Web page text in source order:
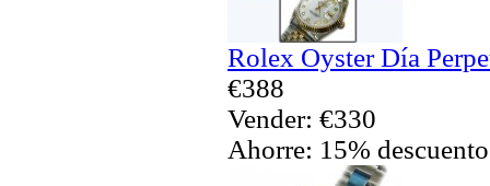
Rolex Oyster Día
€388
Vender: €330
Ahorre: 15% descuento